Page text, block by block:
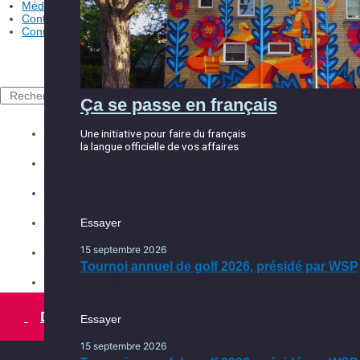
Médias
Contact
Connexion
Rechercher
Explorer la CCEM
Comités
Essayer
Tournoi annuel de golf 2026, présidé par WSP
Les services
Une initiative pour faire du français
Essayer
15 septembre 2026
Ça se passe dans l’Est
Ça se passe en français
Une initiative pour faire du français
la langue officielle de vos affaires
Essayer
15 septembre 2026
Tournoi annuel de golf 2026, présidé par WSP
Devenir membre